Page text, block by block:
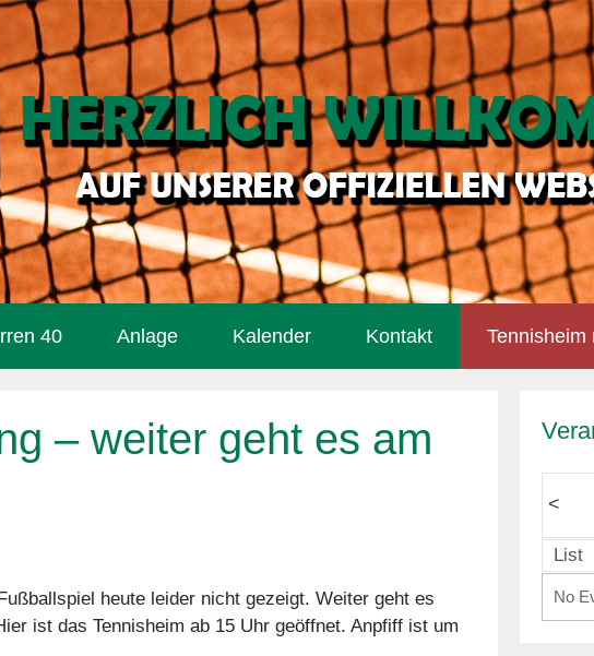
40 Anlage Kalender Kontakt Tennisheim
– weiter geht es am
heute leider nicht gezeigt. Weiter geht es
ist das Tennisheim ab 15 Uhr geöffnet. Anpfiff ist um
<
List
No